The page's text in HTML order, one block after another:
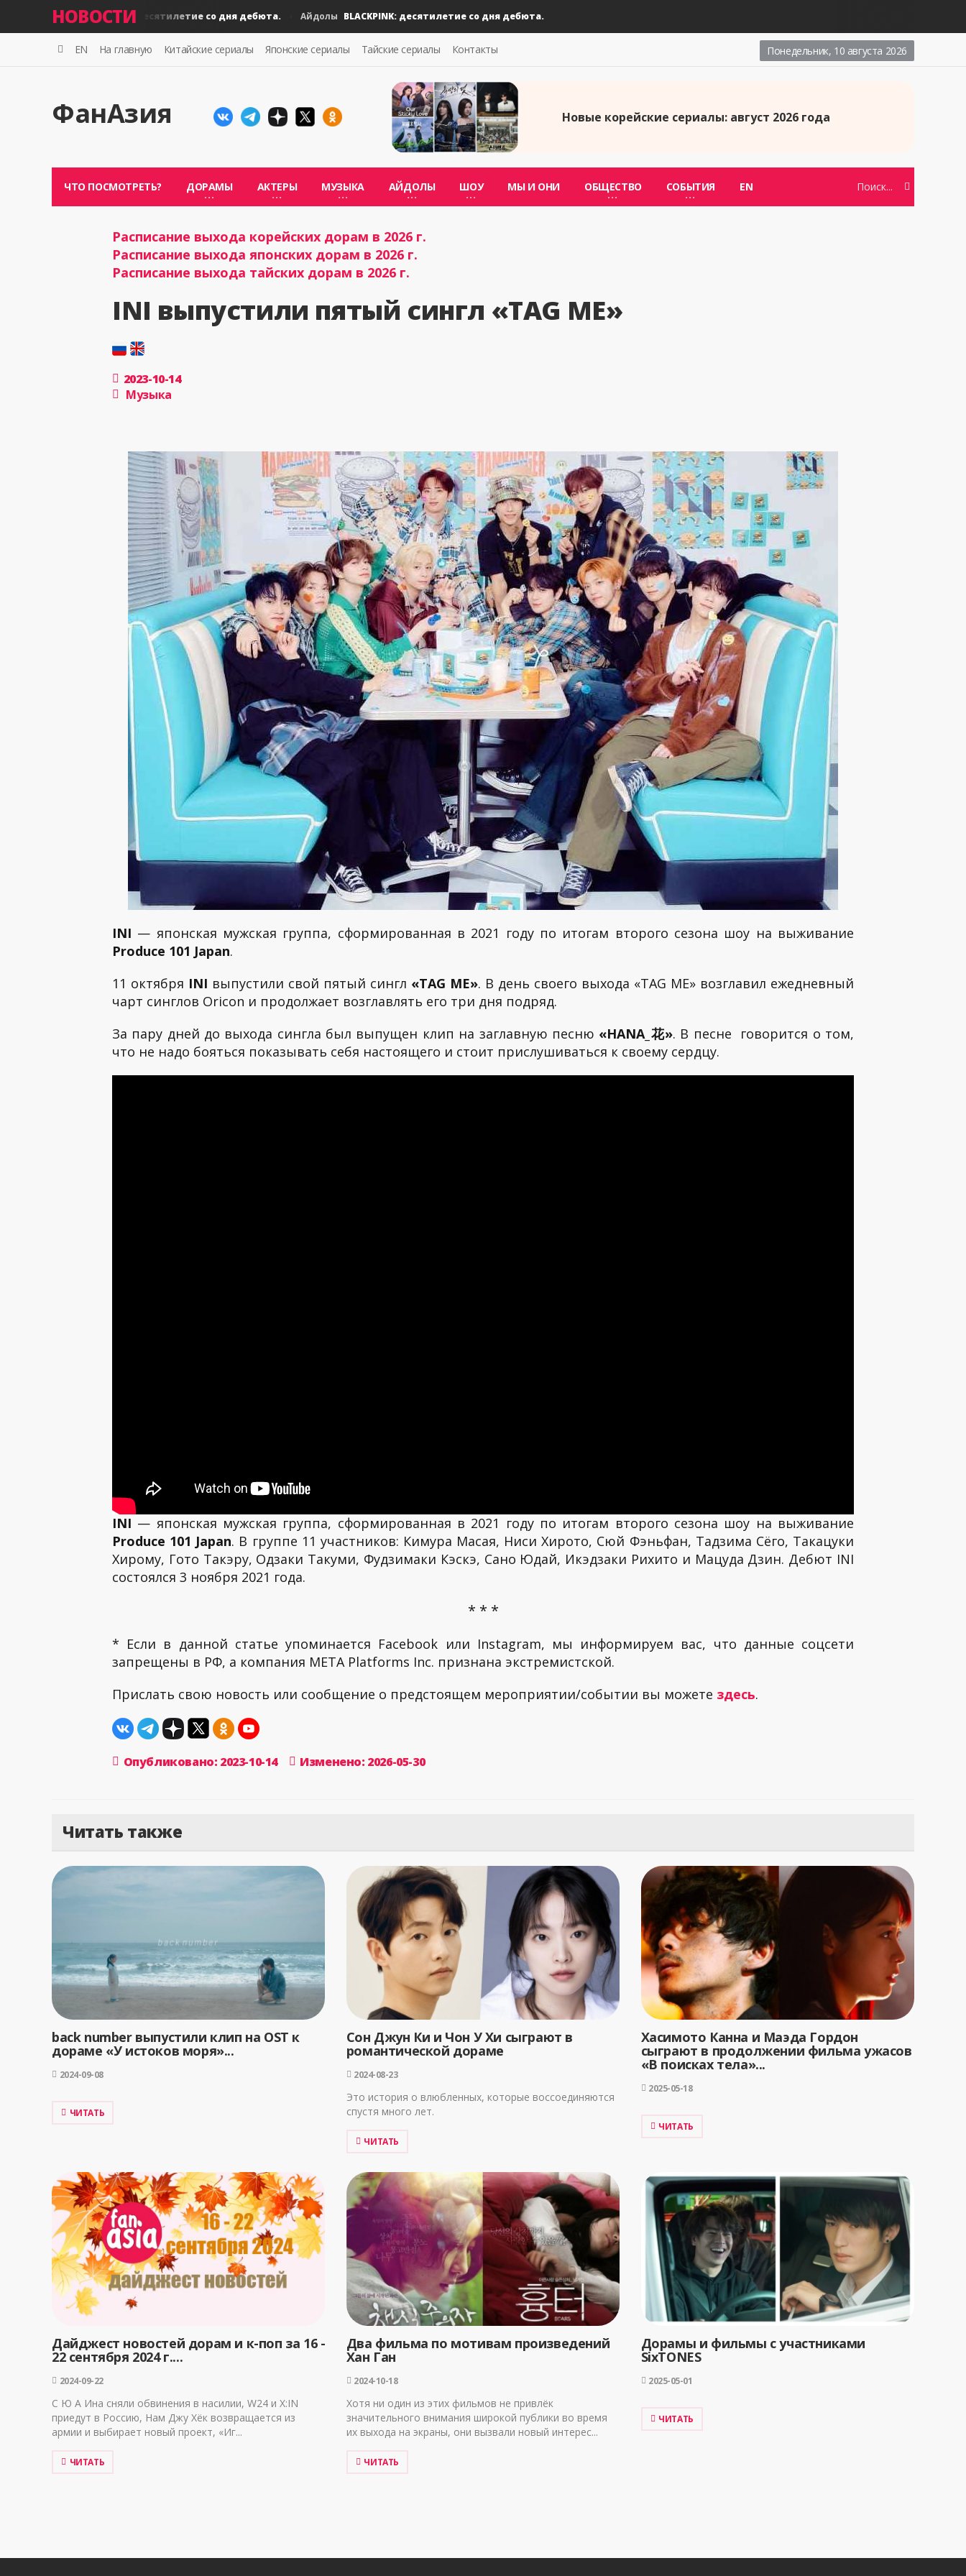
НОВОСТИ
BLACKPINK: десятилетие со дня дебюта. Айдолы BLACKPINK: десятилетие со дня дебюта.
Понедельник, 10 августа 2026
EN На главную Китайские сериалы Японские сериалы Тайские сериалы Контакты
ФанАзия Новые корейские сериалы: август 2026 года
ЧТО ПОСМОТРЕТЬ? ДОРАМЫ АКТЕРЫ МУЗЫКА АЙДОЛЫ ШОУ МЫ И ОНИ ОБЩЕСТВО СОБЫТИЯ EN
Расписание выхода корейских дорам в 2026 г.
Расписание выхода японских дорам в 2026 г.
Расписание выхода тайских дорам в 2026 г.
INI выпустили пятый сингл «TAG ME»
2023-10-14
Музыка
INI — японская мужская группа, сформированная в 2021 году по итогам второго сезона шоу на выживание
Produce 101 Japan.
11 октября INI выпустили свой пятый сингл «TAG ME». В день своего выхода «TAG ME» возглавил ежедневный
чарт синглов Oricon и продолжает возглавлять его три дня подряд.
За пару дней до выхода сингла был выпущен клип на заглавную песню «HANA_花». В песне говорится о том,
что не надо бояться показывать себя настоящего и стоит прислушиваться к своему сердцу.
INI — японская мужская группа, сформированная в 2021 году по итогам второго сезона шоу на выживание
Produce 101 Japan. В группе 11 участников: Кимура Масая, Ниси Хирото, Сюй Фэньфан, Тадзима Сёго, Такацуки
Хирому, Гото Такэру, Одзаки Такуми, Фудзимаки Кэскэ, Сано Юдай, Икэдзаки Рихито и Мацуда Дзин. Дебют INI
состоялся 3 ноября 2021 года.
* * *
* Если в данной статье упоминается Facebook или Instagram, мы информируем вас, что данные соцсети
запрещены в РФ, а компания META Platforms Inc. признана экстремистской.
Прислать свою новость или сообщение о предстоящем мероприятии/событии вы можете здесь.
Опубликовано: 2023-10-14 Изменено: 2026-05-30
Читать также
back number выпустили клип на OST к
дораме «У истоков моря»...
2024-09-08
ЧИТАТЬ
Сон Джун Ки и Чон У Хи сыграют в
романтической дораме
2024-08-23
Это история о влюбленных, которые воссоединяются
спустя много лет.
ЧИТАТЬ
Хасимото Канна и Маэда Гордон
сыграют в продолжении фильма ужасов
«В поисках тела»...
2025-05-18
ЧИТАТЬ
Дайджест новостей дорам и к-поп за 16 -
22 сентября 2024 г....
2024-09-22
С Ю А Ина сняли обвинения в насилии, W24 и X:IN
приедут в Россию, Нам Джу Хёк возвращается из
армии и выбирает новый проект, «Иг...
ЧИТАТЬ
Два фильма по мотивам произведений
Хан Ган
2024-10-18
Хотя ни один из этих фильмов не привлёк
значительного внимания широкой публики во время
их выхода на экраны, они вызвали новый интерес...
ЧИТАТЬ
Дорамы и фильмы с участниками
SixTONES
2025-05-01
ЧИТАТЬ